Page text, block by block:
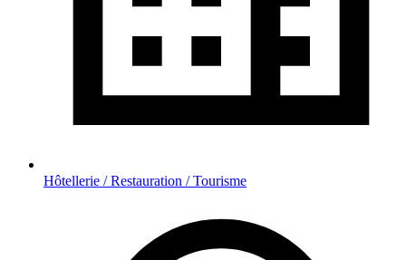
Hôtellerie / Restauration / Tourisme